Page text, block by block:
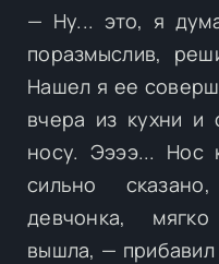
— Ну... это, я
поразмыслив,
Нашел я ее
вчера из кухни и
носу. Ээээ... Нос
сильно
девчонка,
вышла, —